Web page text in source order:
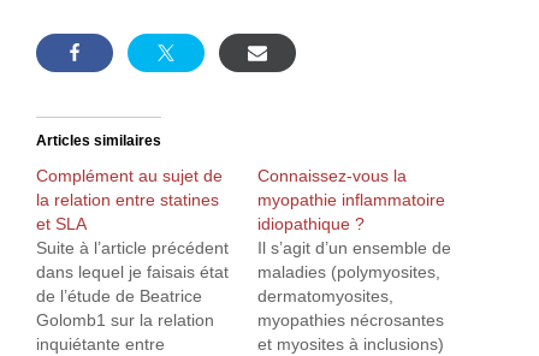
Articles similaires
Complément au sujet de
la relation entre statines
et SLA
Suite à l’article précédent
dans lequel je faisais état
de l’étude de Beatrice
Golomb1 sur la relation
inquiétante entre
Connaissez-vous la
myopathie inflammatoire
idiopathique ?
Il s’agit d’un ensemble de
maladies (polymyosites,
dermatomyosites,
myopathies nécrosantes
et myosites à inclusions)